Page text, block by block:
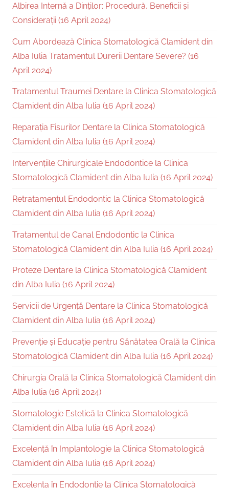
Albirea Internă a Dinților: Procedură, Beneficii și
Considerații (16 April 2024)
Cum Abordează Clinica Stomatologică Clamident din
Alba Iulia Tratamentul Durerii Dentare Severe? (16
April 2024)
Tratamentul Traumei Dentare la Clinica Stomatologică
Clamident din Alba Iulia (16 April 2024)
Reparația Fisurilor Dentare la Clinica Stomatologică
Clamident din Alba Iulia (16 April 2024)
Intervențiile Chirurgicale Endodontice la Clinica
Stomatologică Clamident din Alba Iulia (16 April 2024)
Retratamentul Endodontic la Clinica Stomatologică
Clamident din Alba Iulia (16 April 2024)
Tratamentul de Canal Endodontic la Clinica
Stomatologică Clamident din Alba Iulia (16 April 2024)
Proteze Dentare la Clinica Stomatologică Clamident
din Alba Iulia (16 April 2024)
Servicii de Urgență Dentare la Clinica Stomatologică
Clamident din Alba Iulia (16 April 2024)
Prevenție și Educație pentru Sănătatea Orală la Clinica
Stomatologică Clamident din Alba Iulia (16 April 2024)
Chirurgia Orală la Clinica Stomatologică Clamident din
Alba Iulia (16 April 2024)
Stomatologie Estetică la Clinica Stomatologică
Clamident din Alba Iulia (16 April 2024)
Excelență în Implantologie la Clinica Stomatologică
Clamident din Alba Iulia (16 April 2024)
Excelența în Endodonție la Clinica Stomatologică